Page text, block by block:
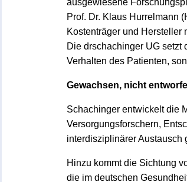
Prof. Dr. Klaus Hurrelmann
Kostenträger und Hersteller
Die drschachinger UG setzt
Verhalten des Patienten,
Gewachsen, nicht
Schachinger entwickelt die
Versorgungsforschern,
interdisziplinärer Austausch
Hinzu kommt die Sichtung
die im deutschen